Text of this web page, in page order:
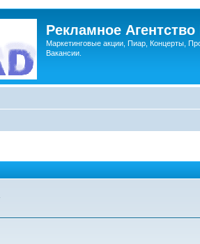
Рекламное
Маркетинговые акции, Пиар, Концерты,
Вакансии.